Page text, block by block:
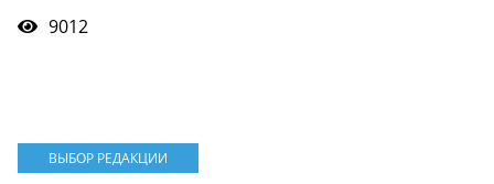
9012
ВЫБОР РЕДАКЦИИ